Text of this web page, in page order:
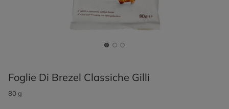
Foglie Di Brezel Classiche Gilli
80 g